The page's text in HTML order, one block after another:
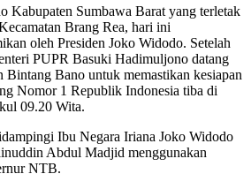
Kabupaten Sumbawa Barat yang terletak
Brang Rea, hari ini
oleh Presiden Joko Widodo. Setelah
PUPR Basuki Hadimuljono datang
Bintang Bano untuk memastikan kesiapan
Nomor 1 Republik Indonesia tiba di
09.20 Wita.
Ibu Negara Iriana Joko Widodo
Abdul Madjid menggunakan
NTB.